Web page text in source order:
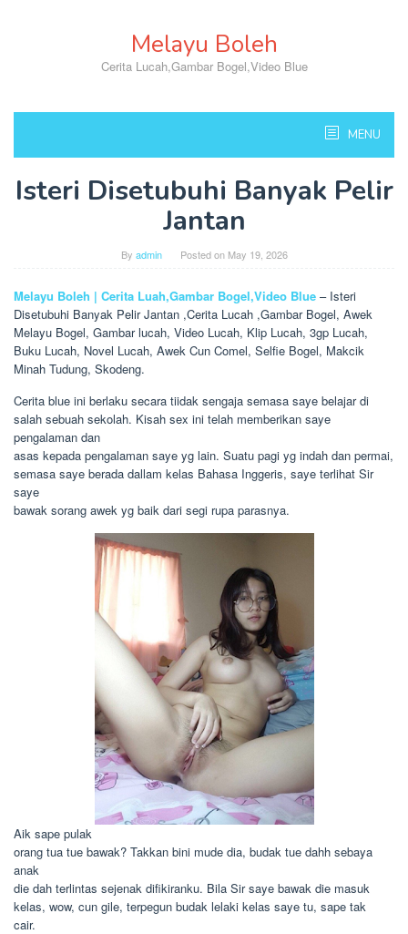
Melayu Boleh
Cerita Lucah,Gambar Bogel,Video Blue
MENU
Isteri Disetubuhi Banyak Pelir
Jantan
By admin Posted on May 19, 2026
Melayu Boleh | Cerita Luah,Gambar Bogel,Video Blue – Isteri
Disetubuhi Banyak Pelir Jantan ,Cerita Lucah ,Gambar Bogel, Awek
Melayu Bogel, Gambar lucah, Video Lucah, Klip Lucah, 3gp Lucah,
Buku Lucah, Novel Lucah, Awek Cun Comel, Selfie Bogel, Makcik
Minah Tudung, Skodeng.
Cerita blue ini berlaku secara tiidak sengaja semasa saye belajar di
salah sebuah sekolah. Kisah sex ini telah memberikan saye
pengalaman dan
asas kepada pengalaman saye yg lain. Suatu pagi yg indah dan permai,
semasa saye berada dallam kelas Bahasa Inggeris, saye terlihat Sir
saye
bawak sorang awek yg baik dari segi rupa parasnya.
Aik sape pulak
orang tua tue bawak? Takkan bini mude dia, budak tue dahh sebaya
anak
die dah terlintas sejenak difikiranku. Bila Sir saye bawak die masuk
kelas, wow, cun gile, terpegun budak lelaki kelas saye tu, sape tak
cair.